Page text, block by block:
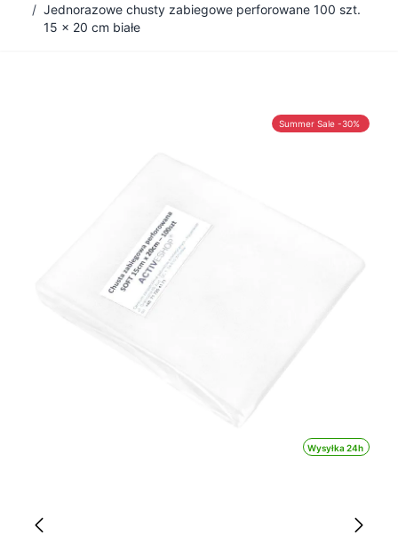
/ Jednorazowe chusty zabiegowe perforowane 100 szt.
15 x 20 cm białe
Wysyłka 24h
Summer Sale -30%